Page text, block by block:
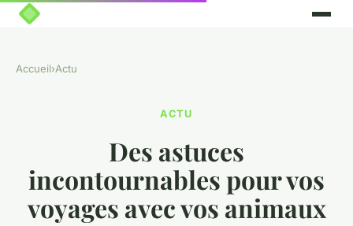
Accueil›Actu
ACTU
Des astuces
incontournables pour vos
voyages avec vos animaux